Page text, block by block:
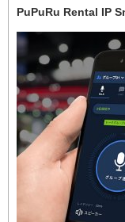
PuPuRu Rental IP